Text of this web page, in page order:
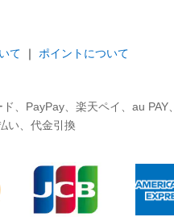
て ｜ ポイントについて
、PayPay、楽天ペイ、au PAY、
い、代金引換